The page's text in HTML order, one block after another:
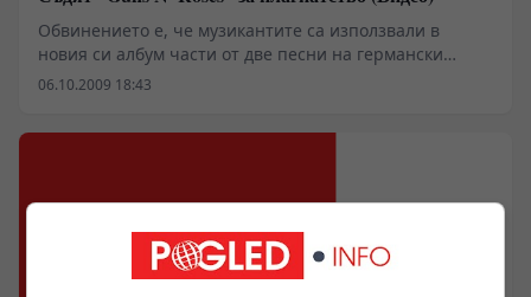
Обвинението е, че музикантите са използвали в
новия си албум части от две песни на германски
музикант.
06.10.2009 18:43